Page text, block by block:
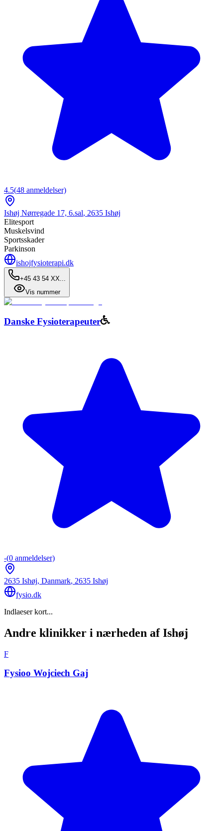
4.5(48 anmeldelser)
Ishøj Nørregade 17, 6.sal, 2635 Ishøj
Elitesport
Muskelsvind
Sportsskader
Parkinson
ishojfysioterapi.dk
+45 43 54 XX...
Vis nummer
Danske Fysioterapeuter
-(0 anmeldelser)
2635 Ishøj, Danmark, 2635 Ishøj
fysio.dk
Indlaeser kort...
Andre klinikker i nærheden af Ishøj
F
Fysioo Wojciech Gaj